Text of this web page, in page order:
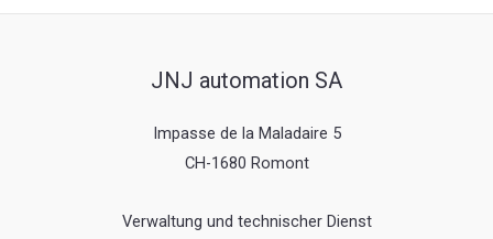
JNJ automation SA
Impasse de la Maladaire 5
CH-1680 Romont
Verwaltung und technischer Dienst